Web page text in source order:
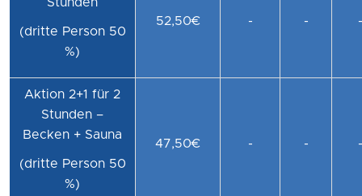
(dritte Person 50
%)
52,50€ - - -
Aktion 2+1 für 2
Stunden –
Becken + Sauna
(dritte Person 50
%)
47,50€ - - -